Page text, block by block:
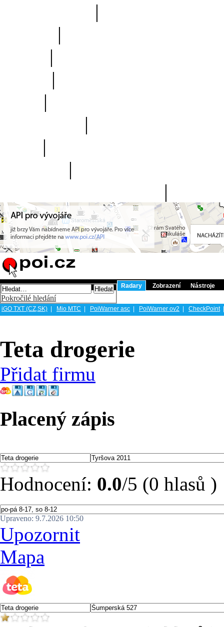
|
|
|
|
|
|
|
|
|
Pokročilé hledání
Radary Zobrazení Nástroje
iGO TXT (CZ,SK) Mio MTC PoiWarner asc PoiWarner ov2 CheckPoint
Teta drogerie
Přidat firmu
Placený zápis
Hodnocení: 0.0/5 (0 hlasů )
Upraveno: 9.7.2026 10:50
Upozornit
Mapa